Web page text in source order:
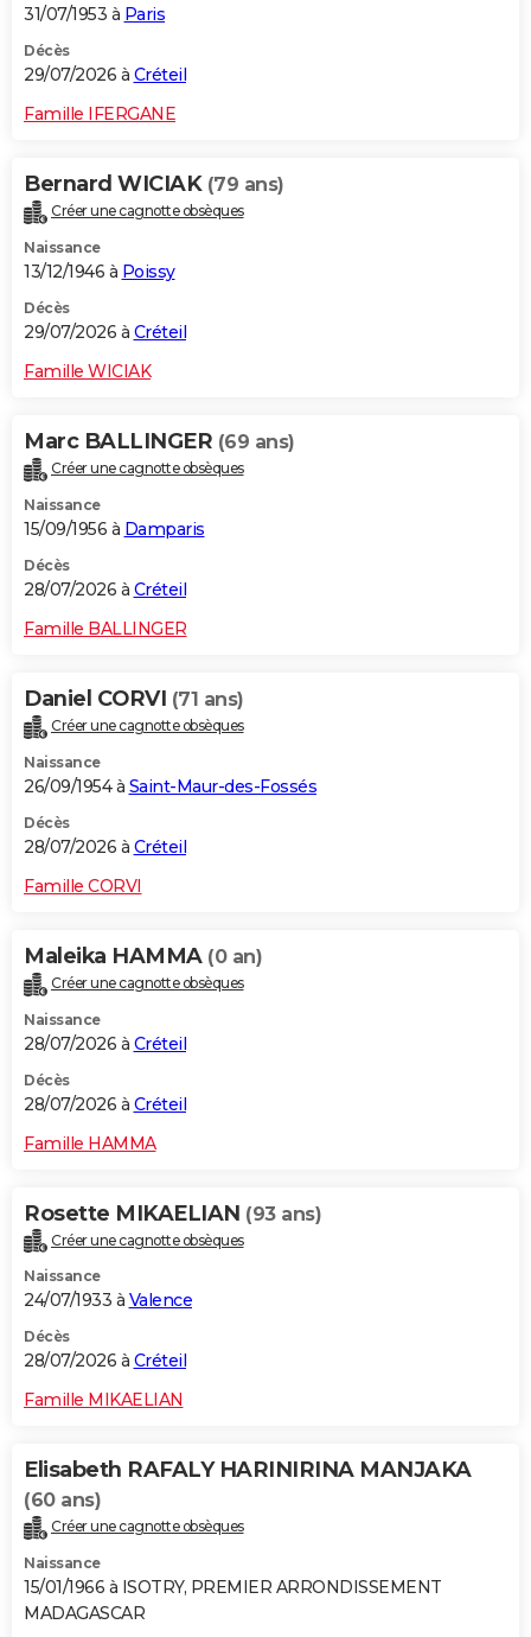
31/07/1953 à Paris
Décès
29/07/2026 à Créteil
Famille IFERGANE
Bernard WICIAK (79 ans)
Créer une cagnotte obsèques
Naissance
13/12/1946 à Poissy
Décès
29/07/2026 à Créteil
Famille WICIAK
Marc BALLINGER (69 ans)
Créer une cagnotte obsèques
Naissance
15/09/1956 à Damparis
Décès
28/07/2026 à Créteil
Famille BALLINGER
Daniel CORVI (71 ans)
Créer une cagnotte obsèques
Naissance
26/09/1954 à Saint-Maur-des-Fossés
Décès
28/07/2026 à Créteil
Famille CORVI
Maleika HAMMA (0 an)
Créer une cagnotte obsèques
Naissance
28/07/2026 à Créteil
Décès
28/07/2026 à Créteil
Famille HAMMA
Rosette MIKAELIAN (93 ans)
Créer une cagnotte obsèques
Naissance
24/07/1933 à Valence
Décès
28/07/2026 à Créteil
Famille MIKAELIAN
Elisabeth RAFALY HARINIRINA MANJAKA
(60 ans)
Créer une cagnotte obsèques
Naissance
15/01/1966 à ISOTRY, PREMIER ARRONDISSEMENT
MADAGASCAR